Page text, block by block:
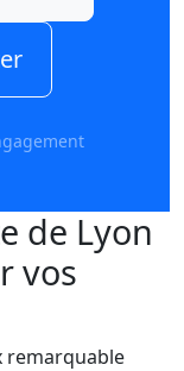
de Lyon
vos
remarquable